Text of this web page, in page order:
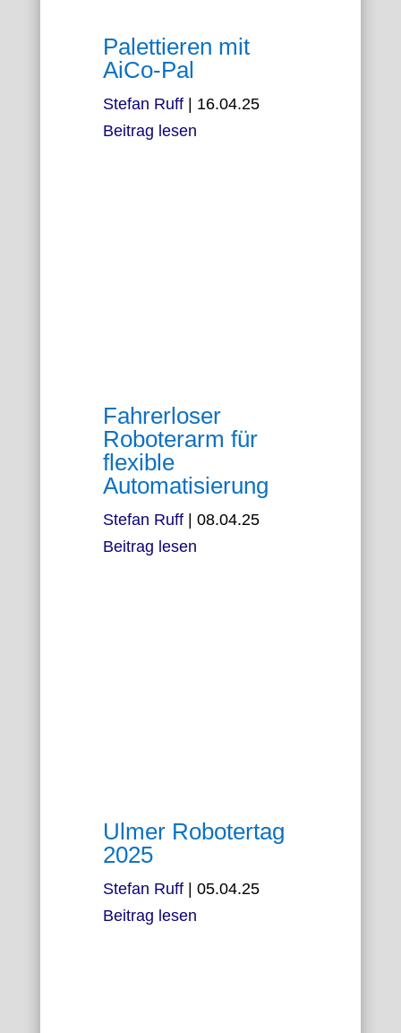
Palettieren mit
AiCo-Pal
Stefan Ruff
16.04.25
Beitrag lesen
Fahrerloser
Roboterarm für
flexible
Automatisierung
Stefan Ruff
08.04.25
Beitrag lesen
Ulmer Robotertag
2025
Stefan Ruff
05.04.25
Beitrag lesen